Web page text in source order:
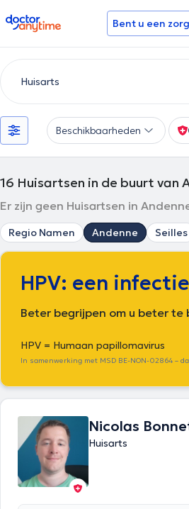
doctoranytime Bent u een
Beschikbaarheden
16 Huisartsen in de buurt van
Er zijn geen Huisartsen in
Regio Namen Andenne Seilles
HPV: een
Beter begrijpen om u beter te
HPV = Humaan papillomavirus
In samenwerking met MSD BE-NON-02864 –
Nicolas
Huisarts